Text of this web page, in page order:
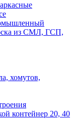
из СМЛ, ГСП,
хомутов,
контейнер 20, 40